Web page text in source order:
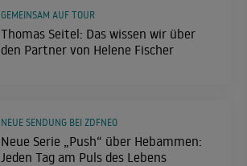
Thomas Seitel: Das wissen wir über
den Partner von Helene Fischer
GEMEINSAM AUF TOUR
Neue Serie „Push“ über Hebammen:
Jeden Tag am Puls des Lebens
NEUE SENDUNG BEI ZDFNEO